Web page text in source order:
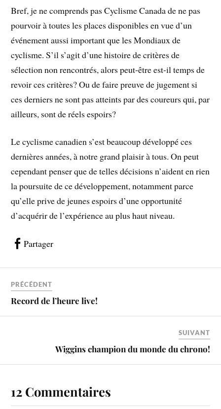
Bref, je ne comprends pas Cyclisme Canada de ne pas
pourvoir à toutes les places disponibles en vue d’un
événement aussi important que les Mondiaux de
cyclisme. S’il s’agit d’une histoire de critères de
sélection non rencontrés, alors peut-être est-il temps de
revoir ces critères? Ou de faire preuve de jugement si
ces derniers ne sont pas atteints par des coureurs qui, par
ailleurs, sont de réels espoirs?
Le cyclisme canadien s’est beaucoup développé ces
dernières années, à notre grand plaisir à tous. On peut
cependant penser que de telles décisions n’aident en rien
la poursuite de ce développement, notamment parce
qu’elle prive de jeunes espoirs d’une opportunité
d’acquérir de l’expérience au plus haut niveau.
Partager
PRÉCÉDENT
Record de l’heure live!
SUIVANT
Wiggins champion du monde du chrono!
12 Commentaires